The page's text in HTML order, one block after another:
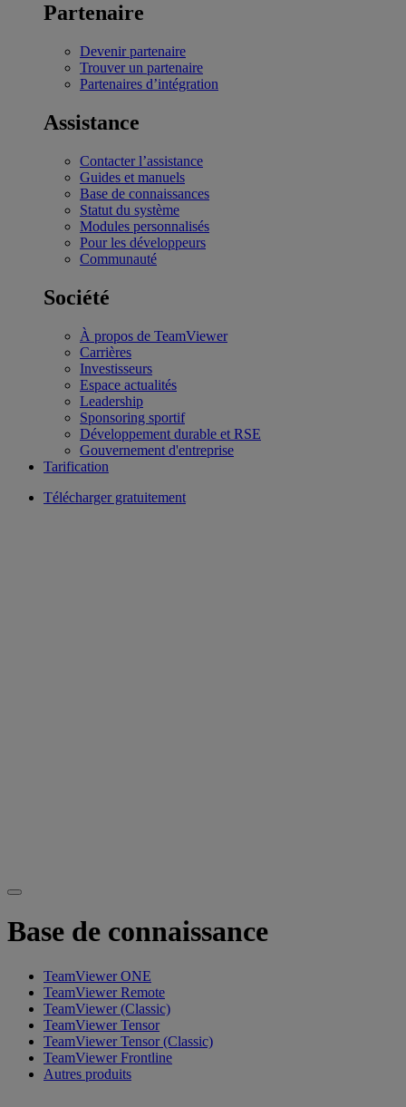
Partenaire
Devenir partenaire
Trouver un partenaire
Partenaires d’intégration
Assistance
Contacter l’assistance
Guides et manuels
Base de connaissances
Statut du système
Modules personnalisés
Pour les développeurs
Communauté
Société
À propos de TeamViewer
Carrières
Investisseurs
Espace actualités
Leadership
Sponsoring sportif
Développement durable et RSE
Gouvernement d'entreprise
Tarification
Télécharger gratuitement
Base de connaissance
TeamViewer ONE
TeamViewer Remote
TeamViewer (Classic)
TeamViewer Tensor
TeamViewer Tensor (Classic)
TeamViewer Frontline
Autres produits